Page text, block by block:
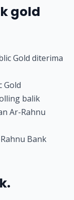
gold
Gold diterima
Gold
balik
Ar-Rahnu
Bank